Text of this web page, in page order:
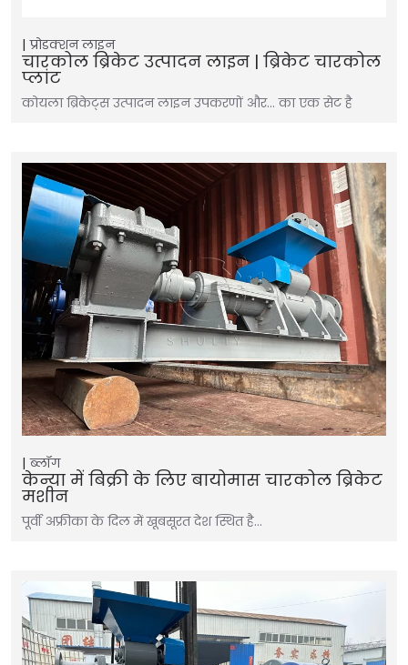
प्रोडक्शन लाइन
चारकोल ब्रिकेट उत्पादन लाइन | ब्रिकेट चारकोल
प्लांट
कोयला ब्रिकेट्स उत्पादन लाइन उपकरणों और… का एक सेट है
ब्लॉग
केन्या में बिक्री के लिए बायोमास चारकोल ब्रिकेट
मशीन
पूर्वी अफ्रीका के दिल में खूबसूरत देश स्थित है…